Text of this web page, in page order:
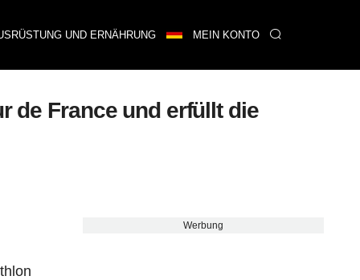
UND ERNÄHRUNG MEIN KONTO
de France und erfüllt die
Werbung